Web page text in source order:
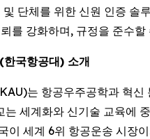
단체를 위한 신원 인증 솔
를 강화하며, 규정을 준수
국항공대) 소개
는 항공우주공학과 혁
는 세계화와 신기술 교육에
이 세계 6위 항공운송 시장